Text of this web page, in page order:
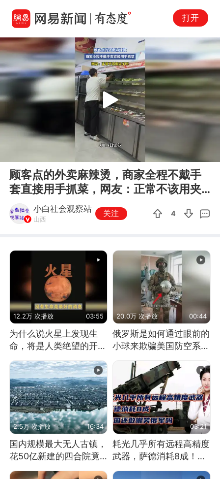
打开
00:12
Play
顾客点的外卖麻辣烫，商家全程不戴手
套直接用手抓菜，网友：正常不该用夹
子吗
小白社会观察站
山西
关注 4
12.2万 次播放 03:55
为什么说火星上发现生
命，将是人类绝望的开
始？
20.0万 次播放 00:44
俄罗斯是如何通过眼前的
小球来欺骗美国防空系统
2.5万 次播放 16:34
国内规模最大无人古镇，
花50亿新建的四合院竟
03:21
耗光几乎所有远程高精度
武器，萨德消耗8成！美